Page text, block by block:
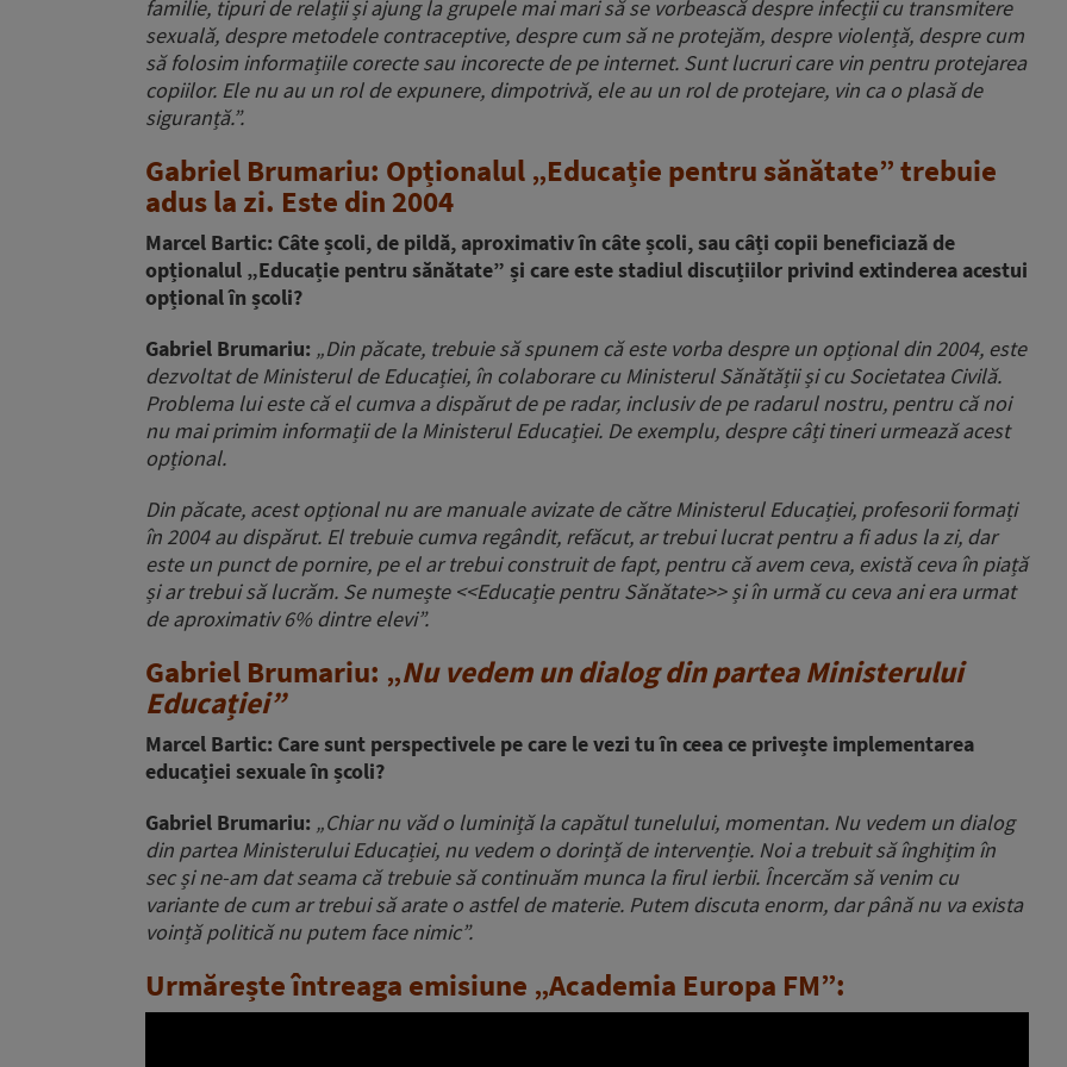
familie, tipuri de relații și ajung la grupele mai mari să se vorbească despre infecții cu transmitere
sexuală, despre metodele contraceptive, despre cum să ne protejăm, despre violență, despre cum
să folosim informațiile corecte sau incorecte de pe internet. Sunt lucruri care vin pentru protejarea
copiilor. Ele nu au un rol de expunere, dimpotrivă, ele au un rol de protejare, vin ca o plasă de
siguranță.”.
Gabriel Brumariu: Opționalul „Educație pentru sănătate” trebuie
adus la zi. Este din 2004
Marcel Bartic: Câte școli, de pildă, aproximativ în câte școli, sau câți copii beneficiază de
opționalul „Educație pentru sănătate” și care estestadiuldiscuțiilor privind extinderea acestui
opțional în școli?
Gabriel Brumariu: „Din păcate, trebuie să spunem că este vorba despre un opțional din 2004, este
dezvoltat de Ministerul de Educației, în colaborare cu Ministerul Sănătății și cu Societatea Civilă.
Problema lui este că el cumva a dispărut de pe radar, inclusiv de pe radarul nostru, pentru că noi
nu mai primim informații de la Ministerul Educației. De exemplu, despre câți tineri urmează acest
opțional.
Din păcate, acest opțional nu are manuale avizate de către Ministerul Educației, profesorii formați
în 2004 au dispărut. El trebuie cumva regândit, refăcut, ar trebui lucrat pentru a fi adus la zi, dar
este un punct de pornire, pe el ar trebui construit de fapt, pentru că avem ceva, există ceva în piață
și ar trebui să lucrăm. Se numește <<Educație pentru Sănătate>> și în urmă cu ceva ani era urmat
de aproximativ 6% dintre elevi”.
Gabriel Brumariu: „Nu vedem un dialog din partea Ministerului
Educației”
Marcel Bartic: Care sunt perspectivele pe care le vezi tu în ceea ce privește implementarea
educației sexuale în școli?
Gabriel Brumariu: „Chiar nu văd o luminiță la capătul tunelului, momentan. Nu vedem un dialog
din partea Ministerului Educației, nu vedem o dorință de intervenție. Noi a trebuit să înghițim în
sec și ne-am dat seama că trebuie să continuăm munca la firul ierbii. Încercăm să venim cu
variante de cum ar trebui să arate o astfel de materie. Putem discuta enorm, dar până nu va exista
voință politică nu putem face nimic”.
Urmărește întreaga emisiune „Academia Europa FM”: